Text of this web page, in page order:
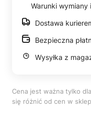
Warunki wymiany
Dostawa
Bezpieczna
Wysyłka z
Cena jest ważna tylko
się różnić od cen w